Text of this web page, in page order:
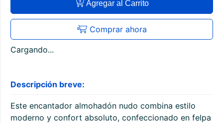
Agregar al Carrito
Comprar ahora
Cargando...
Descripción breve:
Este encantador almohadón nudo combina estilo
moderno y confort absoluto, confeccionado en felpa